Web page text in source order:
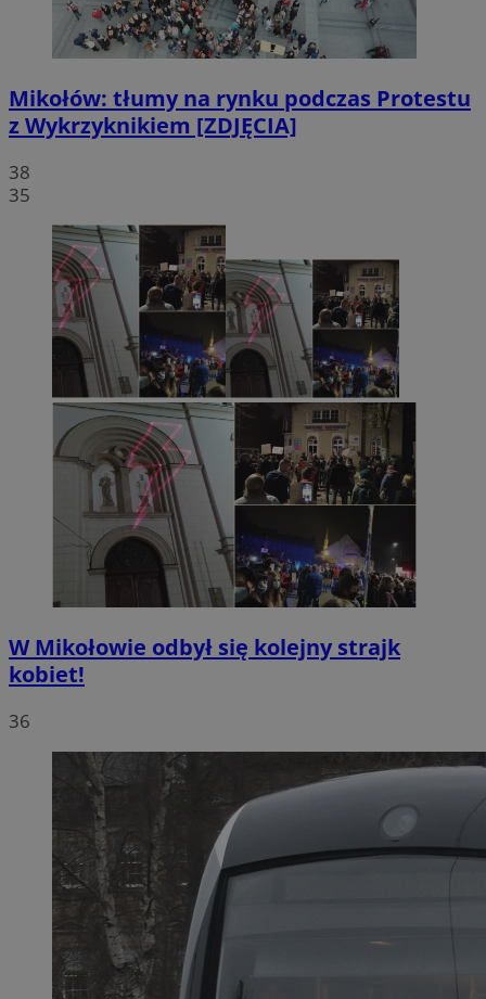
Mikołów: tłumy na rynku podczas Protestu
z Wykrzyknikiem [ZDJĘCIA]
38
35
W Mikołowie odbył się kolejny strajk
kobiet!
36